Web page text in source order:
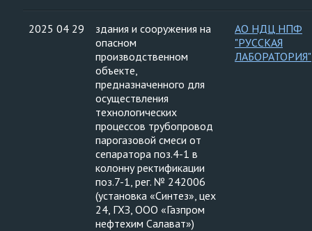
2025 04 29
здания и сооружения на
опасном
производственном
объекте,
предназначенного для
осуществления
технологических
процессов трубопровод
парогазовой смеси от
сепаратора поз.4-1 в
колонну ректификации
поз.7-1, рег. № 242006
(установка «Синтез», цех
24, ГХЗ, ООО «Газпром
нефтехим Салават»)
АО НДЦ НПФ
"РУССКАЯ
ЛАБОРАТОРИЯ"